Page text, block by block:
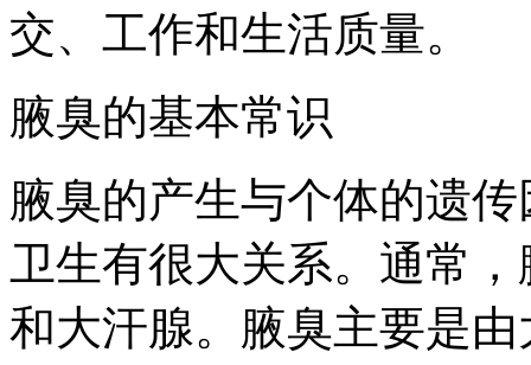
交、工作和生活质量。
腋臭的基本常识
腋臭的产生与个体的遗
卫生有很大关系。通常
和大汗腺。腋臭主要是